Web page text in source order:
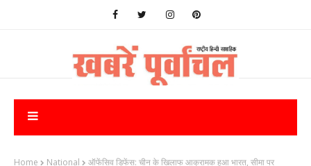
Home National
ऑफेंसिव डिफेंस: चीन के खिलाफ आक्रामक हुआ भारत, सीमा पर